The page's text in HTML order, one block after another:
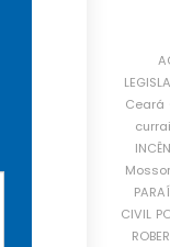
Ceará
CIVIL